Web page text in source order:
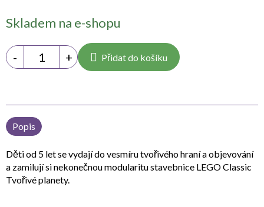
cena:
Skladem na e-shopu
Přidat do košíku
Popis
Děti od 5 let se vydají do vesmíru tvořivého hraní a objevování
a zamilují si nekonečnou modularitu stavebnice LEGO Classic
Tvořivé planety.